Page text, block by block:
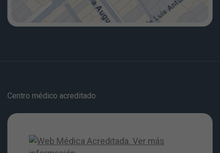
Centro médico acreditado